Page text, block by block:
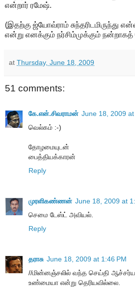
என்றார் ரமேஷ்.
(இதற்கு ஜ்யோவ்ராம் சுந்தரிடமிருந்து
என்று எனக்கும் நர்சிம்முக்கும் நன்றாகத்
at Thursday, June 18, 2009
51 comments:
கே.என்.சிவராமன் June 18, 2009
வெல்கம் :-)
தோழமையுடன்
பைத்தியக்காரன்
Reply
முரளிகண்ணன் June 18, 2009 at
செமை டேஸ்ட் அவியல்.
Reply
தராசு June 18, 2009 at 1:46 PM
//மின்னஞ்சலில் வந்த செய்தி
உண்மையா என்று தெரியவில்லை.